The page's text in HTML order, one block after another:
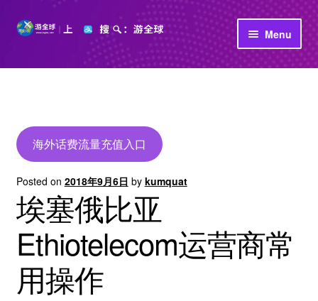
Skip
Skip
Menu
首页
公司介绍
海外话费流量充值入口
Posted on 2018年9月6日 by kumquat
埃塞俄比亚
Ethiotelecom运营商常
用操作